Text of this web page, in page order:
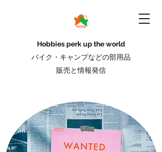
Hobbies perk up the world
バイク・キャンプなどの部用品
販売と情報発信